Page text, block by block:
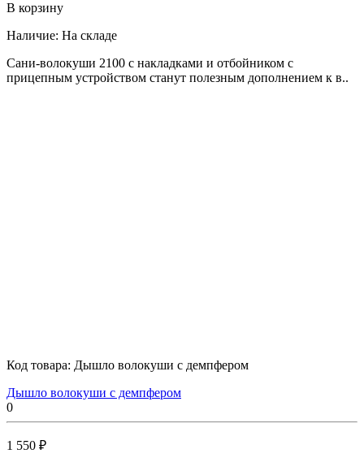
В корзину
Наличие: На складе
Сани-волокуши 2100 с накладками и отбойником с
прицепным устройством станут полезным дополнением к в..
Код товара: Дышло волокуши с демпфером
Дышло волокуши с демпфером
0
1 550 ₽